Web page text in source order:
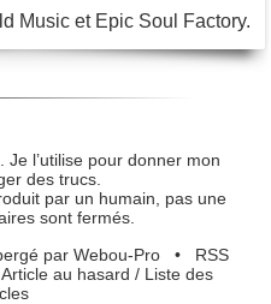
Music et Epic Soul Factory.
l’utilise pour donner mon
des trucs.
par un humain, pas une
sont fermés.
par Webou-Pro• RSS
Article au hasard / Liste des